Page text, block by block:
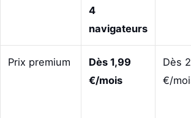
4
navigateurs
Prix premium
Dès 1,99
€/mois
Dès
€/